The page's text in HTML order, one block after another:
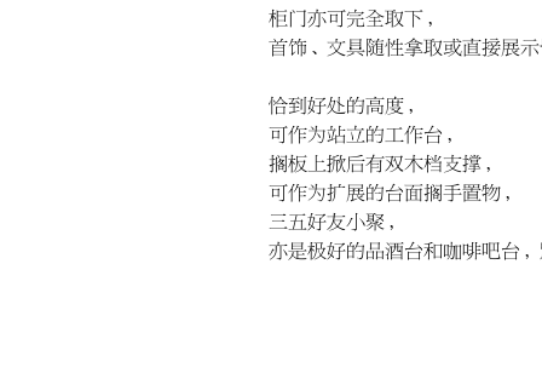
柜门亦可完全取下，
首饰、文具随性拿取或直接展示
恰到好处的高度，
可作为站立的工作台，
搁板上掀后有双木档支撑，
可作为扩展的台面搁手置物，
三五好友小聚，
亦是极好的品酒台和咖啡吧台，